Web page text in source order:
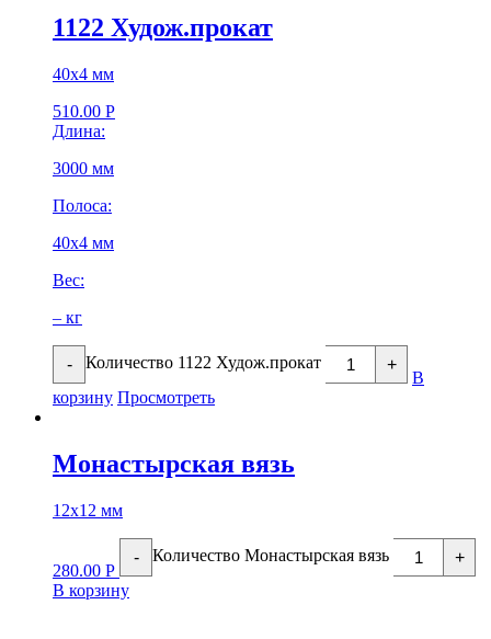
1122 Худож.прокат
40х4 мм
510.00 Р
Длина:
3000 мм
Полоса:
40х4 мм
Вес:
– кг
- Количество 1122 Худож.прокат +
В
корзину Просмотреть
Монастырская вязь
12х12 мм
280.00 Р
- Количество Монастырская вязь
+
В корзину